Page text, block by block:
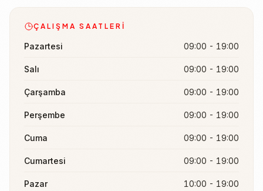
ÇALIŞMA SAATLERI
Pazartesi 09:00 - 19:00
Salı 09:00 - 19:00
Çarşamba 09:00 - 19:00
Perşembe 09:00 - 19:00
Cuma 09:00 - 19:00
Cumartesi 09:00 - 19:00
Pazar 10:00 - 19:00